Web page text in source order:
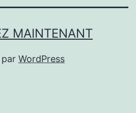
MAINTENANT
WordPress